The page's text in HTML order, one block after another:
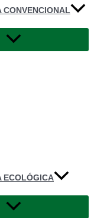
CONVENCIONAL
ECOLÓGICA